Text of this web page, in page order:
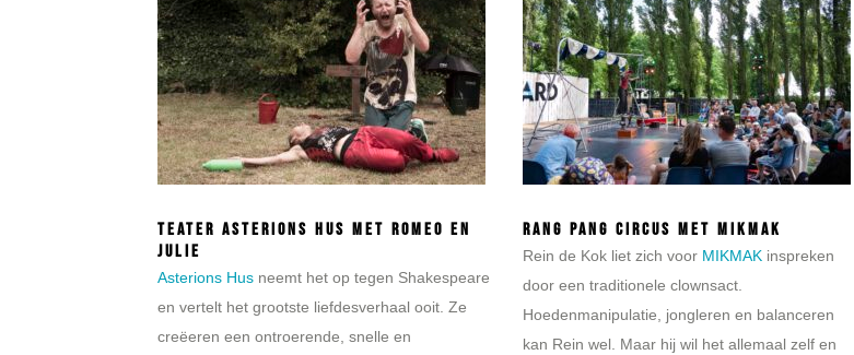
Teater Asterions Hus met Romeo en
Julie
Asterions Hus neemt het op tegen Shakespeare
en vertelt het grootste liefdesverhaal ooit. Ze
creëeren een ontroerende, snelle en
Rang Pang Circus met MIKMAK
Rein de Kok liet zich voor MIKMAK inspreken
door een traditionele clownsact.
Hoedenmanipulatie, jongleren en balanceren
kan Rein wel. Maar hij wil het allemaal zelf en